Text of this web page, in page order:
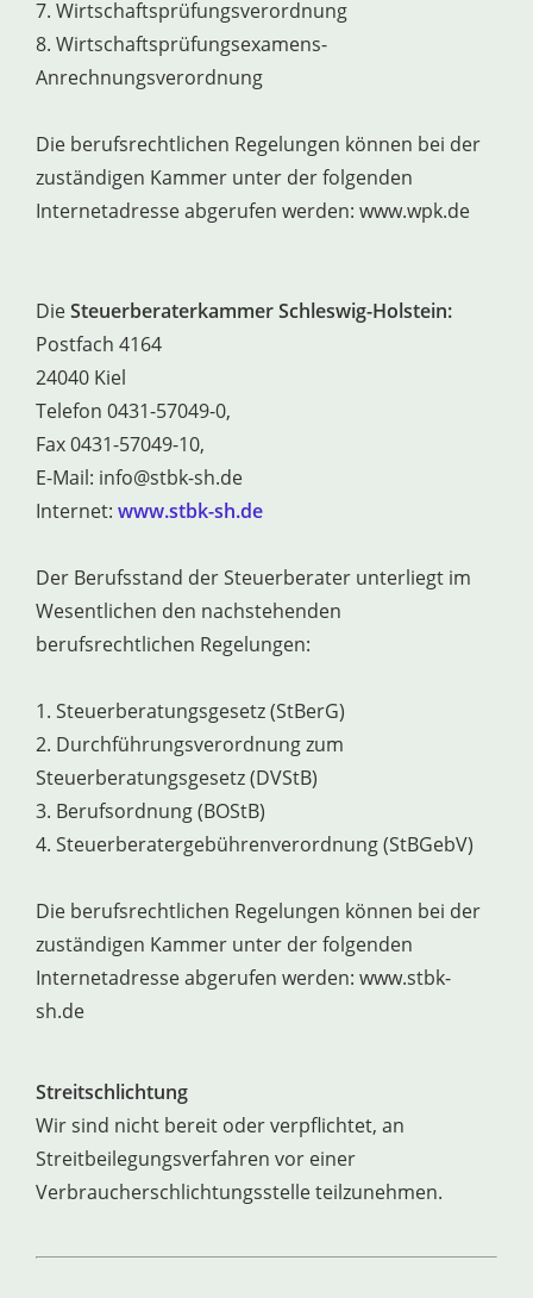
7. Wirtschaftsprüfungsverordnung
8. Wirtschaftsprüfungsexamens-
Anrechnungsverordnung
Die berufsrechtlichen Regelungen können bei der
zuständigen Kammer unter der folgenden
Internetadresse abgerufen werden: www.wpk.de
DieSteuerberaterkammer Schleswig-Holstein:
Postfach 4164
24040 Kiel
Telefon 0431-57049-0,
Fax 0431-57049-10,
E-Mail: info@stbk-sh.de
Internet: www.stbk-sh.de
Der Berufsstand der Steuerberater unterliegt im
Wesentlichen den nachstehenden
berufsrechtlichen Regelungen:
1. Steuerberatungsgesetz (StBerG)
2. Durchführungsverordnung zum
Steuerberatungsgesetz (DVStB)
3. Berufsordnung (BOStB)
4. Steuerberatergebührenverordnung (StBGebV)
Die berufsrechtlichen Regelungen können bei der
zuständigen Kammer unter der folgenden
Internetadresse abgerufen werden: www.stbk-
sh.de
Streitschlichtung
Wir sind nicht bereit oder verpflichtet, an
Streitbeilegungsverfahren vor einer
Verbraucherschlichtungsstelle teilzunehmen.